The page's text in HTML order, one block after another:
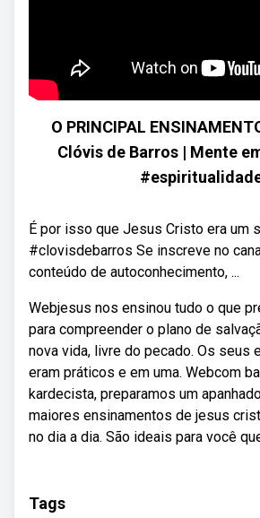
O PRINCIPAL
Clóvis de Barros | Mente
É por isso que Jesus Cristo era um
#clovisdebarros Se inscreve no
conteúdo de autoconhecimento, ...
Webjesus nos ensinou tudo o que
para compreender o plano de
nova vida, livre do pecado. Os seus
eram práticos e em uma. Webcom
kardecista, preparamos um
maiores ensinamentos de jesus
no dia a dia. São ideais para você
Tags